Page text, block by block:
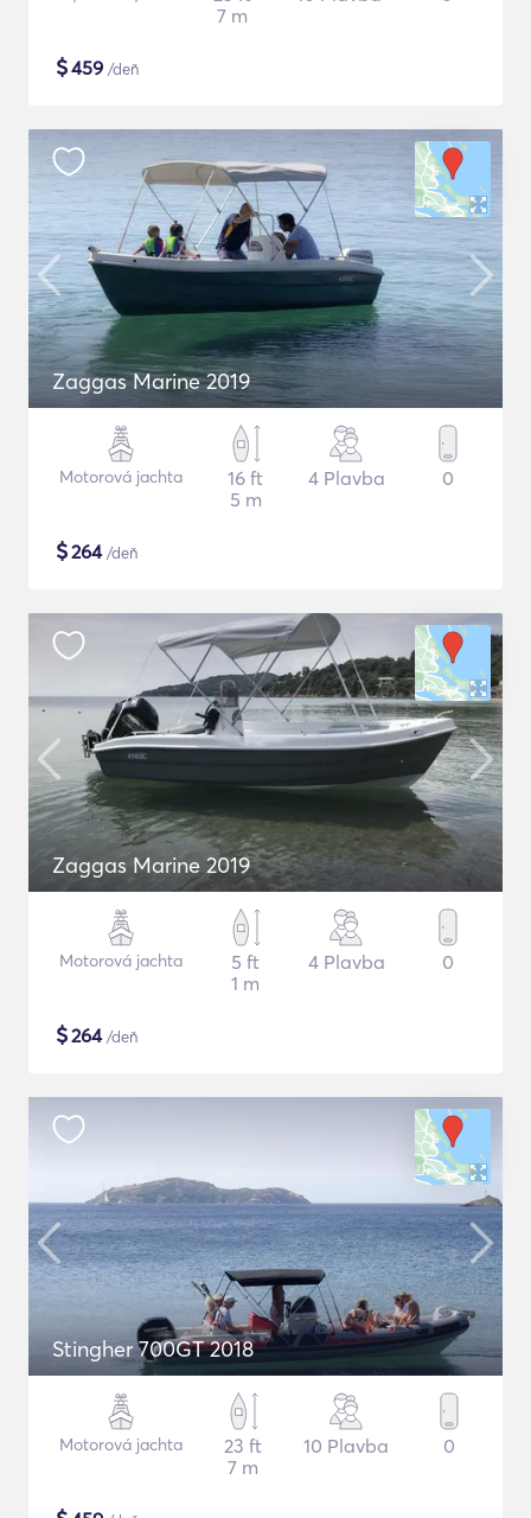
7 m
$459 /deň
Zaggas Marine 2019
Motorová jachta
16 ft
5 m
4 Plavba 0
$264/deň
Zaggas Marine 2019
Motorová jachta
5 ft
1 m
4 Plavba 0
$264/deň
Stingher 700GT 2018
Motorová jachta
23 ft
7 m
10 Plavba 0